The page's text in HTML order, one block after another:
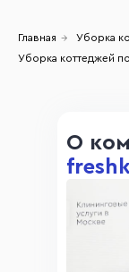
Главная → Уборка
Уборка коттеджей
О